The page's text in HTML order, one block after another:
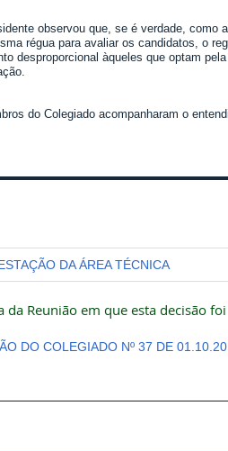
observou que, se é verdade, como
régua para avaliar os candidatos, o
desproporcional àqueles que optam
do Colegiado acompanharam o
DA ÁREA TÉCNICA
da Reunião em que esta decisão
DO COLEGIADO Nº 37 DE